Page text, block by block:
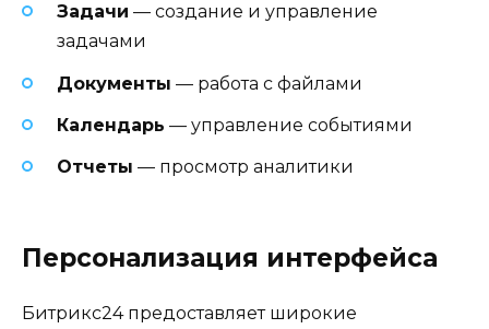
Задачи — создание и управление
задачами
Документы — работа с файлами
Календарь — управление событиями
Отчеты — просмотр аналитики
Персонализация интерфейса
Битрикс24 предоставляет широкие